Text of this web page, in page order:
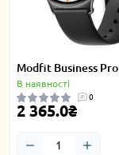
Modfit Business Pro
В наявності
0
2 365.0₴